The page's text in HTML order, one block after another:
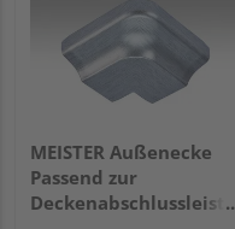
MEISTER Außenecke
Passend zur
Deckenabschlussleiste